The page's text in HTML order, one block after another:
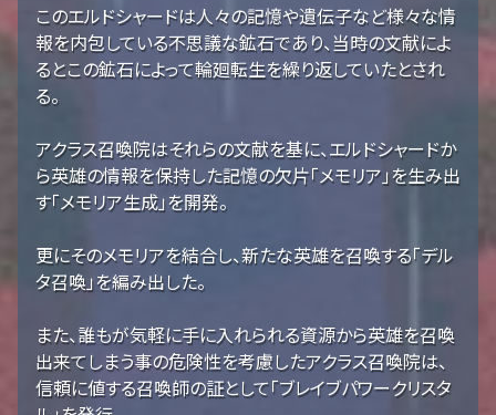
このエルドシャードは人々の記憶や遺伝子など様々な情
報を内包している不思議な鉱石であり、当時の文献によ
るとこの鉱石によって輪廻転生を繰り返していたとされ
る。
アクラス召喚院はそれらの文献を基に、エルドシャードか
ら英雄の情報を保持した記憶の欠片「メモリア」を生み出
す「メモリア生成」を開発。
更にそのメモリアを結合し、新たな英雄を召喚する「デル
タ召喚」を編み出した。
また、誰もが気軽に手に入れられる資源から英雄を召喚
出来てしまう事の危険性を考慮したアクラス召喚院は、
信頼に値する召喚師の証として「ブレイブパワークリスタ